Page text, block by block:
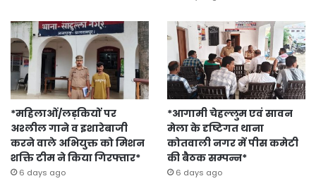
*महिलाओं/लड़कियों पर
अश्लील गाने व इशारेबाजी
करने वाले अभियुक्त को मिशन
शक्ति टीम ने किया गिरफ्तार*
6 days ago
*आगामी चेहल्लुम एवं सावन
मेला के दृष्टिगत थाना
कोतवाली नगर में पीस कमेटी
की बैठक सम्पन्न*
6 days ago